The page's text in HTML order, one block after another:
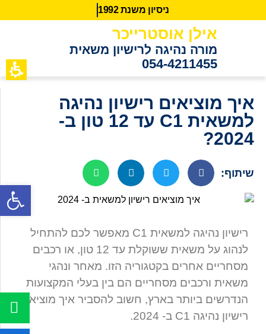
ניסיון משנת 2
9
9
1
אילן אוסטרייכר
מורה נהיגה לרישיון משאית
054-4211455
איך מוציאים רישיון נהיגה
למשאית C1 עד 12 טון ב-
2024?
שיתוף:
רישיון נהיגה למשאית C1 מאפשר לכם להתחיל
לנהוג על משאית ששוקלת עד 12 טון, או רכבים
מסחריים אחרים בקטגוריה הזו. מאחר ונהגי
משאית ורכבים מסחריים הם בין בעלי המקצועות
הנדרשים ביותר בארץ, חשוב להסביר איך מוציאים
רישיון נהיגה C1 ב- 2024.
פתח סרגל נגישות